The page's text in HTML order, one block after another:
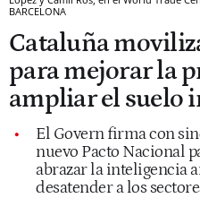
BARCELONA
Cataluña
para mejorar la
ampliar el suelo
El Govern firma con
nuevo Pacto Nacional
abrazar la inteligencia
desatender a los